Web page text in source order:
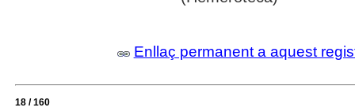
Enllaç permanent a aquest
18 / 160